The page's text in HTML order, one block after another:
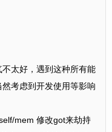
太好，遇到这种所有能
考虑到开发使用等影响
mem 修改got来劫持